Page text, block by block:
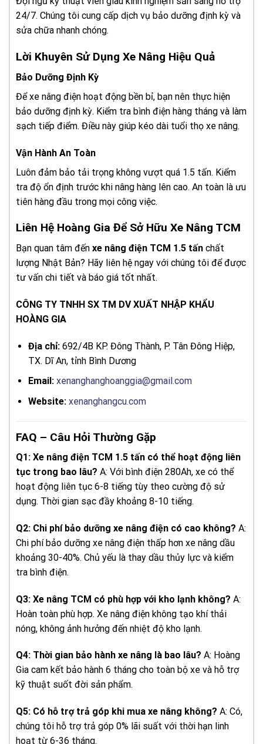
24/7. Chúng tôi cung cấp dịch vụ bảo dưỡng định kỳ và
sửa chữa nhanh chóng.
Lời Khuyên Sử Dụng Xe Nâng Hiệu Quả
Bảo Dưỡng Định Kỳ
Để xe nâng điện hoạt động bền bỉ, bạn nên thực hiện
bảo dưỡng định kỳ. Kiểm tra bình điện hàng tháng và làm
sạch tiếp điểm. Điều này giúp kéo dài tuổi thọ xe nâng.
Vận Hành An Toàn
Luôn đảm bảo tải trọng không vượt quá 1.5 tấn. Kiểm
tra độ ổn định trước khi nâng hàng lên cao. An toàn là ưu
tiên hàng đầu trong mọi công việc.
Liên Hệ Hoàng Gia Để Sở Hữu Xe Nâng TCM
Bạn quan tâm đến xe nâng điện TCM 1.5 tấn chất
lượng Nhật Bản? Hãy liên hệ ngay với chúng tôi để được
tư vấn chi tiết và báo giá tốt nhất.
CÔNG TY TNHH SX TM DV XUẤT NHẬP KHẨU
HOÀNG GIA
Địa chỉ:692/4B KP. Đông Thành, P. Tân Đông Hiệp,
TX. Dĩ An, tỉnh Bình Dương
Email: xenanghanghoanggia@gmail.com
Website: xenanghangcu.com
FAQ – Câu Hỏi Thường Gặp
Q1: Xe nâng điện TCM 1.5 tấn có thể hoạt động liên
tục trong bao lâu? A: Với bình điện 280Ah, xe có thể
hoạt động liên tục 6-8 tiếng tùy theo cường độ sử
dụng. Thời gian sạc đầy khoảng 8-10 tiếng.
Q2: Chi phí bảo dưỡng xe nâng điện có cao không? A:
Chi phí bảo dưỡng xe nâng điện thấp hơn xe nâng dầu
khoảng 30-40%. Chủ yếu là thay dầu thủy lực và kiểm
tra bình điện.
Q3: Xe nâng TCM có phù hợp với kho lạnh không? A:
Hoàn toàn phù hợp. Xe nâng điện không tạo khí thải
nóng, không ảnh hưởng đến nhiệt độ kho lạnh.
Q4: Thời gian bảo hành xe nâng là bao lâu? A: Hoàng
Gia cam kết bảo hành 6 tháng cho toàn bộ xe và hỗ trợ
kỹ thuật suốt đời sản phẩm.
Q5: Có hỗ trợ trả góp khi mua xe nâng không? A: Có,
chúng tôi hỗ trợ trả góp 0% lãi suất với thời hạn linh
hoạt từ 6-36 tháng.